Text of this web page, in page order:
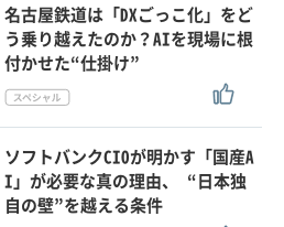
名古屋鉄道は「DXごっこ化」をど
う乗り越えたのか？AIを現場に根
付かせた“仕掛け”
ソフトバンクCIOが明かす「国産A
I」が必要な真の理由、 “日本独
自の壁”を越える条件